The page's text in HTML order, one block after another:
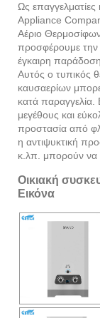
Ως
Appliance
Αέριο
προσφέρουμε την
έγκαιρη
Αυτός ο τυπικός
καυσαερίων
κατά παραγγελία.
μεγέθους και
προστασία από
η αντιψυκτική
κ.λπ. μπορούν να
Οικιακή
Εικόνα